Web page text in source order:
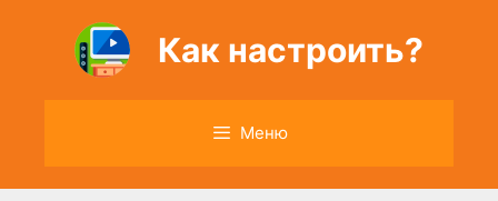
содержимому
Как настроить?
Меню